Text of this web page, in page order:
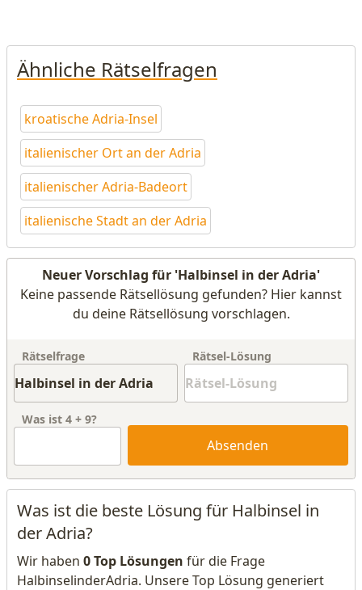
Ähnliche Rätselfragen
kroatische Adria-Insel
italienischer Ort an der Adria
italienischer Adria-Badeort
italienische Stadt an der Adria
Neuer Vorschlag für 'Halbinsel in der Adria'
Keine passende Rätsellösung gefunden? Hier kannst
du deine Rätsellösung vorschlagen.
Rätselfrage Rätsel-Lösung
Was ist 4 + 9?
Absenden
Was ist die beste Lösung für Halbinsel in
der Adria?
Wir haben 0 Top Lösungen für die Frage
HalbinselinderAdria. Unsere Top Lösung generiert